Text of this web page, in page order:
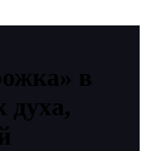
в
духа,